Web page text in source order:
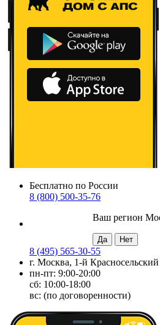
Бесплатно по России
8 (800) 500-35-76
Ваш регион
8 (495) 565-30-55
г. Москва, 1-й
пн-пт: 9:00-20:00
сб: 10:00-18:00
вс: (по договоренности)